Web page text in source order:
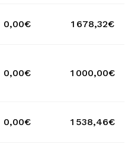
0,00€ 1 678,32€
0,00€ 1 000,00€
0,00€ 1 538,46€